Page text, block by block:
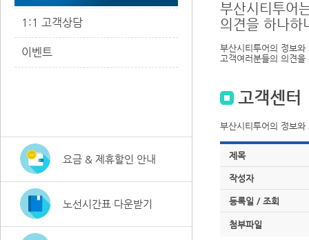
1:1 고객상담
이벤트
요금 & 제휴할인 안내
노선시간표 다운받기
부산시티투어
의견을 하나하
부산시티투어의 정보
고객여러분들의 의견
고객센터
부산시티투어의 정보
제목
작성자
등록일 / 조회
첨부파일